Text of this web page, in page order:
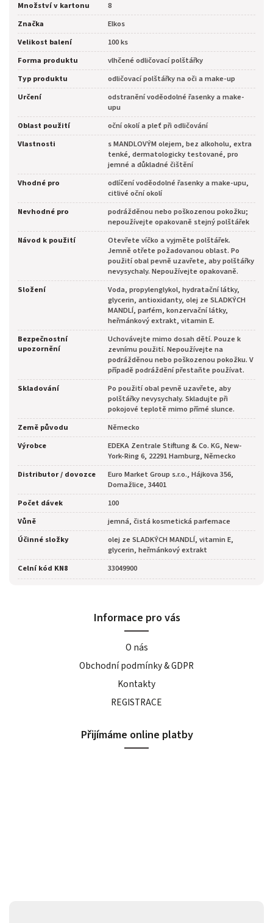
Množství v kartonu
8
Značka
Elkos
Velikost balení
100 ks
Forma produktu
vlhčené odličovací polštářky
Typ produktu
odličovací polštářky na oči a make-up
Určení
odstranění voděodolné řasenky a make-
upu
Oblast použití
oční okolí a pleť při odličování
Vlastnosti
s MANDLOVÝM olejem, bez alkoholu, extra
tenké, dermatologicky testované, pro
jemné a důkladné čištění
Vhodné pro
odlíčení voděodolné řasenky a make-upu,
citlivé oční okolí
Nevhodné pro
podrážděnou nebo poškozenou pokožku;
nepoužívejte opakovaně stejný polštářek
Návod k použití
Otevřete víčko a vyjměte polštářek.
Jemně otřete požadovanou oblast. Po
použití obal pevně uzavřete, aby polštářky
nevysychaly. Nepoužívejte opakovaně.
Složení
Voda, propylenglykol, hydratační látky,
glycerin, antioxidanty, olej ze SLADKÝCH
MANDLÍ, parfém, konzervační látky,
heřmánkový extrakt, vitamin E.
Bezpečnostní
upozornění
Uchovávejte mimo dosah dětí. Pouze k
zevnímu použití. Nepoužívejte na
podrážděnou nebo poškozenou pokožku. V
případě podráždění přestaňte používat.
Skladování
Po použití obal pevně uzavřete, aby
polštářky nevysychaly. Skladujte při
pokojové teplotě mimo přímé slunce.
Země původu
Německo
Výrobce
EDEKA Zentrale Stiftung & Co. KG, New-
York-Ring 6, 22291 Hamburg, Německo
Distributor / dovozce
Euro Market Group s.r.o., Hájkova 356,
Domažlice, 34401
Počet dávek
100
Vůně
jemná, čistá kosmetická parfemace
Účinné složky
olej ze SLADKÝCH MANDLÍ, vitamin E,
glycerin, heřmánkový extrakt
Celní kód KN8
33049900
Informace pro vás
O nás
Obchodní podmínky & GDPR
Kontakty
REGISTRACE
Přijímáme online platby